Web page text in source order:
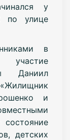
у
улице
в
Даниил
и
состояние
детских